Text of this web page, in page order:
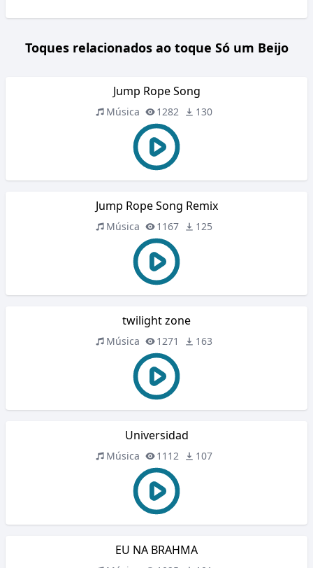
Toques relacionados ao toque Só um Beijo
Jump Rope Song
Música 1282 130
Jump Rope Song Remix
Música 1167 125
twilight zone
Música 1271 163
Universidad
Música 1112 107
EU NA BRAHMA